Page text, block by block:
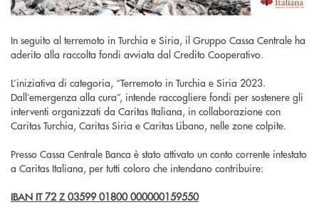
In seguito al terremoto in Turchia e Siria, il Gruppo Cassa Centrale ha
aderito alla raccolta fondi avviata dal Credito Cooperativo.
L’iniziativa di categoria, “Terremoto in Turchia e Siria 2023.
Dall’emergenza alla cura”, intende raccogliere fondi per sostenere gli
interventi organizzati da Caritas Italiana, in collaborazione con
Caritas Turchia, Caritas Siria e Caritas Libano, nelle zone colpite.
Presso Cassa Centrale Banca è stato attivato un conto corrente intestato
a Caritas Italiana, per tutti coloro che intendano contribuire:
IBAN IT 72 Z 03599 01800 000000159550